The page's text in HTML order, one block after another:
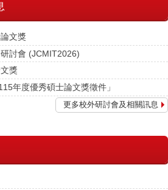
文獎
討會 (JCMIT2026)
獎
年度優秀碩士論文獎徵件」
更多校外研討會及相關訊息